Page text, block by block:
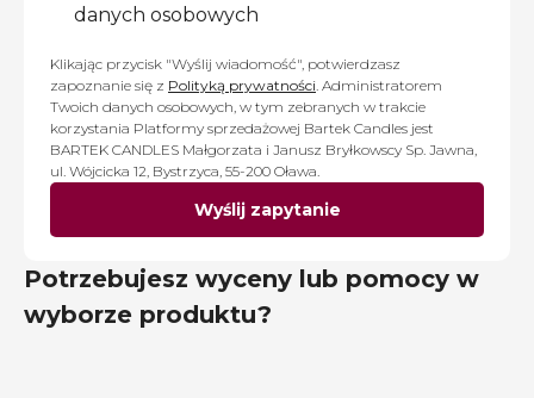
danych osobowych
Klikając przycisk "Wyślij wiadomość", potwierdzasz
zapoznanie się z Polityką prywatności. Administratorem
Twoich danych osobowych, w tym zebranych w trakcie
korzystania Platformy sprzedażowej Bartek Candles jest
BARTEK CANDLES Małgorzata i Janusz Bryłkowscy Sp. Jawna,
ul. Wójcicka 12, Bystrzyca, 55-200 Oława.
Wyślij zapytanie
Potrzebujesz wyceny lub pomocy w
wyborze produktu?